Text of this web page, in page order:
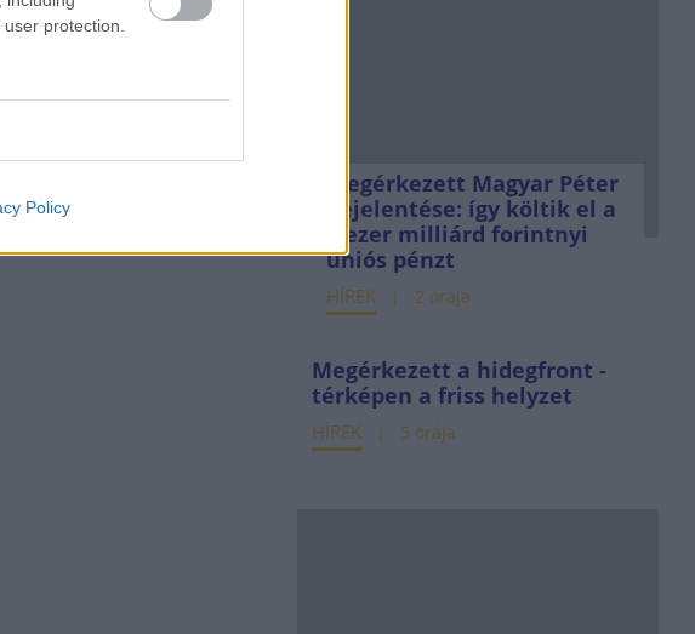
protection.
Policy
Megérkezett Magyar Péter
bejelentése: így költik el a
6 ezer milliárd forintnyi
uniós pénzt
HÍREK 2 órája
Megérkezett a hidegfront -
térképen a friss helyzet
HÍREK 5 órája